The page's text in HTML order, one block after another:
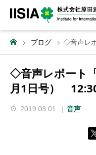
ブログ ◇音声レポート
◇音声レポート
月1日号）
2019.03.01 音声